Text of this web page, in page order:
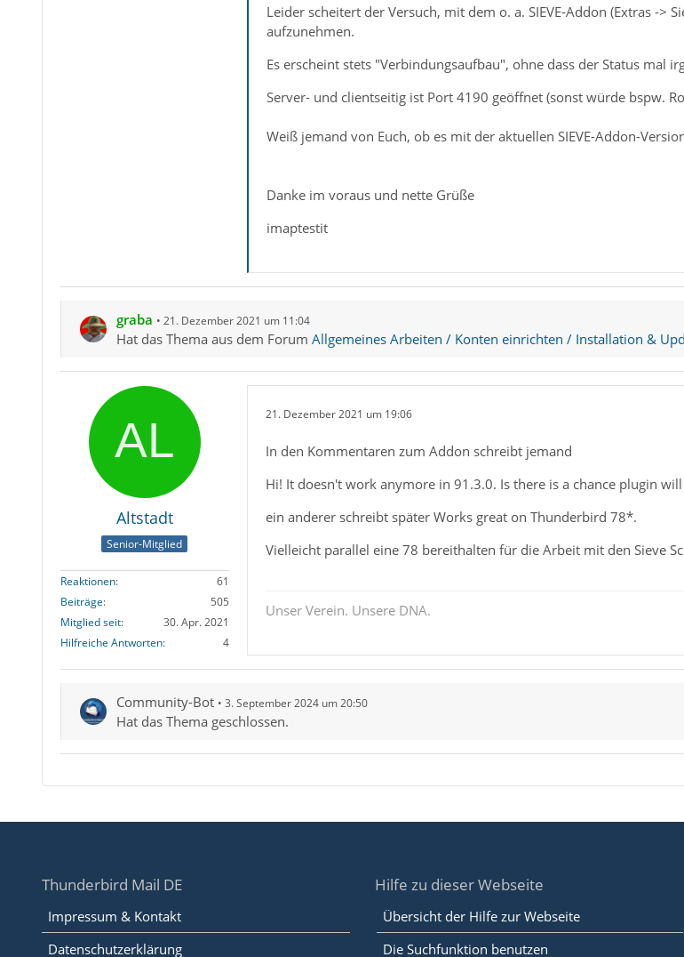
Leider scheitert der Versuch, mit dem o. a. SIEVE-Addon (Extras ->
aufzunehmen.
Es erscheint stets "Verbindungsaufbau", ohne dass der Status mal
Server- und clientseitig ist Port 4190 geöffnet (sonst würde bspw.
Weiß jemand von Euch, ob es mit der aktuellen SIEVE-Addon-
Danke im voraus und nette Grüße
imaptestit
graba 21. Dezember 2021 um 11:04
Hat das Thema aus dem Forum Allgemeines Arbeiten / Konten einrichten / Installation &
Altstadt
Senior-Mitglied
Reaktionen
61
Beiträge
505
Mitglied seit
30. Apr. 2021
Hilfreiche Antworten
4
21. Dezember 2021 um 19:06
In den Kommentaren zum Addon schreibt jemand
Hi! It doesn't work anymore in 91.3.0. Is there is a chance plugin
ein anderer schreibt später Works great on Thunderbird 78*.
Vielleicht parallel eine 78 bereithalten für die Arbeit mit den Sieve
Unser Verein. Unsere DNA.
Community-Bot 3. September 2024 um 20:50
Hat das Thema geschlossen.
Thunderbird Mail DE
Impressum & Kontakt
Datenschutzerklärung
Hilfe zu dieser Webseite
Übersicht der Hilfe zur Webseite
Die Suchfunktion benutzen